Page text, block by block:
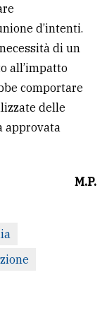
d’intenti.
di un
all’impatto
comportare
delle
approvata
M.P.